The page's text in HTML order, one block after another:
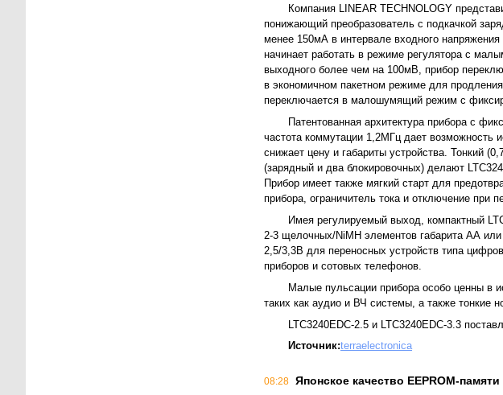
Компания LINEAR TECHNOLOGY
понижающий преобразователь с подкачкой
менее 150мА в интервале входного
начинает работать в режиме регулятора с
выходного более чем на 100мВ, прибор
в экономичном пакетном режиме для
переключается в малошумящий режим с
Патентованная архитектура прибора с
частота коммутации 1,2МГц дает возможность
снижает цену и габариты устройства. Тонкий
(зарядный и два блокировочных) делают
Прибор имеет также мягкий старт для
прибора, ограничитель тока и отключение при
Имея регулируемый выход, компактный
2-3 щелочных/NiMH элементов габарита АА
2,5/3,3В для переносных устройств типа
приборов и сотовых телефонов.
Малые пульсации прибора особо ценны в
таких как аудио и ВЧ системы, а также тонкие
LTC3240EDC-2.5 и LTC3240EDC-3.3
Источник:terraelectronica
08:28 Японское качество EEPROM-